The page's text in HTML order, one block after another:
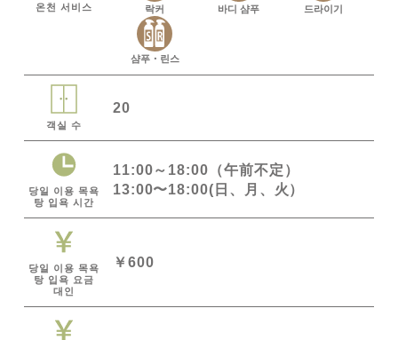
온천 서비스 락커 바디 샴푸 드라이기
샴푸・린스
객실 수
20
당일 이용 목욕
탕 입욕 시간
11:00～18:00（午前不定）
13:00〜18:00(日、月、火）
당일 이용 목욕
탕 입욕 요금
대인
￥600